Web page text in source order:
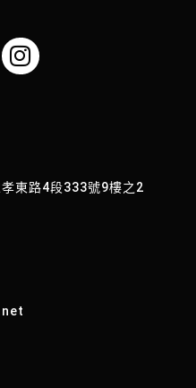
東路4段333號9樓之2